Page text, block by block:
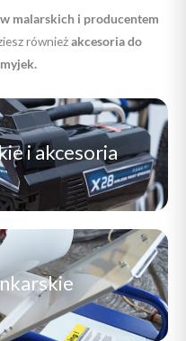
malarskich i producentem
równieżakcesoria do
i akcesoria